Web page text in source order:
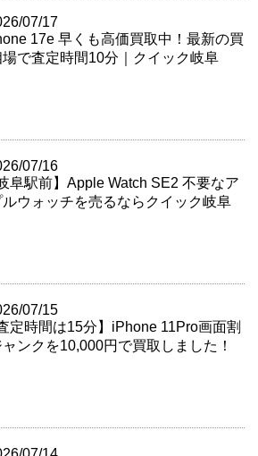
07/17
17e 早くも高価買取中！最新の買
で査定時間10分｜クイック岐阜
07/16
岐阜駅前】Apple Watch SE2 不要なア
ルウォッチを売るならクイック岐阜
07/15
査定時間は15分】iPhone 11Pro画面割
ンクを10,000円で買取しました！